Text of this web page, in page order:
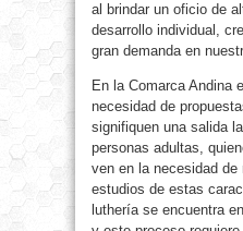
al brindar un oficio de
desarrollo individual,
gran demanda en
En la Comarca Andina
necesidad de
signifiquen una salida
personas adultas,
ven en la necesidad de
estudios de estas
luthería se encuentra